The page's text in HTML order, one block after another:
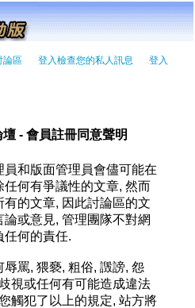
論區 登入檢查您的私人訊息 登入
- 會員註冊同意聲明
和版面管理員會儘可能在
何有爭議性的文章, 然而
的文章, 因此討論區的文
或意見, 管理團隊不對網
任何的責任.
罵, 猥褻, 粗俗, 譭謗, 怨
視或任何有可能造成違法
觸犯了以上的規定, 站方將